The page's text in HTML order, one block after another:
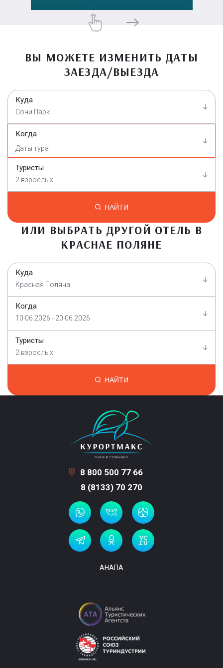
ВЫ МОЖЕТЕ ИЗМЕНИТЬ ДАТЫ
ЗАЕЗДА/ВЫЕЗДА
Куда
Сочи Парк
Когда
Туристы
2 взрослых
НАЙТИ
ИЛИ ВЫБРАТЬ ДРУГОЙ ОТЕЛЬ В
КРАСНАЕ ПОЛЯНЕ
Куда
Красная Поляна
Когда
10.06.2026 - 20.06.2026
Туристы
2 взрослых
НАЙТИ
8 800 500 77 66
8 (8133) 70 270
АНАПА